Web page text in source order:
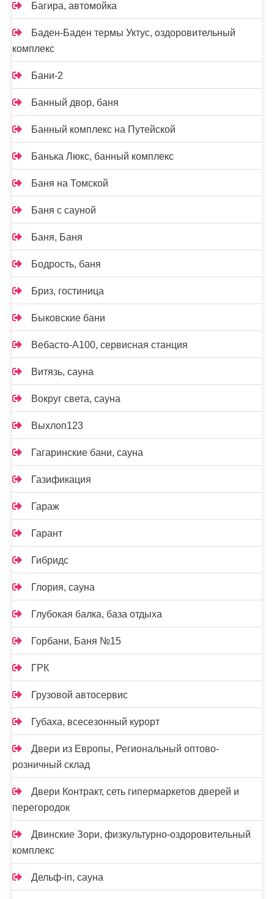
Багира, автомойка
Баден-Баден термы Уктус, оздоровительный
комплекс
Бани-2
Банный двор, баня
Банный комплекс на Путейской
Банька Люкс, банный комплекс
Баня на Томской
Баня с сауной
Баня, Баня
Бодрость, баня
Бриз, гостиница
Быковские бани
Вебасто-А100, сервисная станция
Витязь, сауна
Вокруг света, сауна
Выхлоп123
Гагаринские бани, сауна
Газификация
Гараж
Гарант
Гибридс
Глория, сауна
Глубокая балка, база отдыха
Горбани, Баня №15
ГРК
Грузовой автосервис
Губаха, всесезонный курорт
Двери из Европы, Региональный оптово-
розничный склад
Двери Контракт, сеть гипермаркетов дверей и
перегородок
Двинские Зори, физкультурно-оздоровительный
комплекс
Дельф-in, сауна